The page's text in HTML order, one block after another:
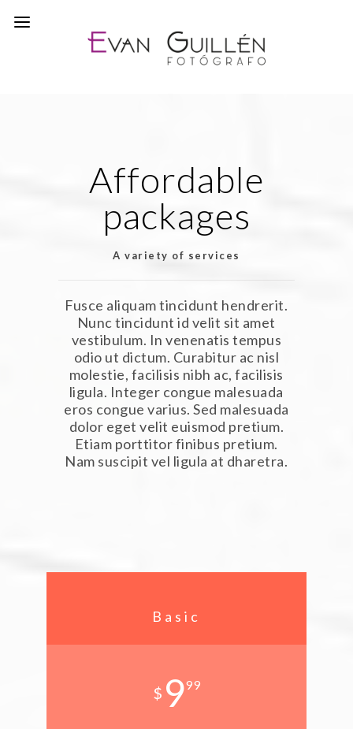
Affordable
packages
A variety of services
Fusce aliquam tincidunt hendrerit.
Nunc tincidunt id velit sit amet
vestibulum. In venenatis tempus
odio ut dictum. Curabitur ac nisl
molestie, facilisis nibh ac, facilisis
ligula. Integer congue malesuada
eros congue varius. Sed malesuada
dolor eget velit euismod pretium.
Etiam porttitor finibus pretium.
Nam suscipit vel ligula at dharetra.
Basic
$ 999